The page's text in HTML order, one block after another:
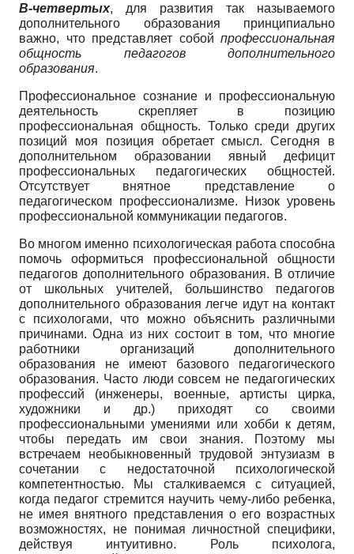
В-четвертых, для развития так называемого
дополнительного образования принципиально
важно, что представляет собой профессиональная
общность педагогов дополнительного
образования.
Профессиональное сознание и профессиональную
деятельность скрепляет в позицию
профессиональная общность. Только среди других
позиций моя позиция обретает смысл. Сегодня в
дополнительном образовании явный дефицит
профессиональных педагогических общностей.
Отсутствует внятное представление о
педагогическом профессионализме. Низок уровень
профессиональной коммуникации педагогов.
Во многом именно психологическая работа способна
помочь оформиться профессиональной общности
педагогов дополнительного образования. В отличие
от школьных учителей, большинство педагогов
дополнительного образования легче идут на контакт
с психологами, что можно объяснить различными
причинами. Одна из них состоит в том, что многие
работники организаций дополнительного
образования не имеют базового педагогического
образования. Часто люди совсем не педагогических
профессий (инженеры, военные, артисты цирка,
художники и др.) приходят со своими
профессиональными умениями или хобби к детям,
чтобы передать им свои знания. Поэтому мы
встречаем необыкновенный трудовой энтузиазм в
сочетании с недостаточной психологической
компетентностью. Мы сталкиваемся с ситуацией,
когда педагог стремится научить чему-либо ребенка,
не имея внятного представления о его возрастных
возможностях, не понимая личностной специфики,
действуя интуитивно. Роль психолога,